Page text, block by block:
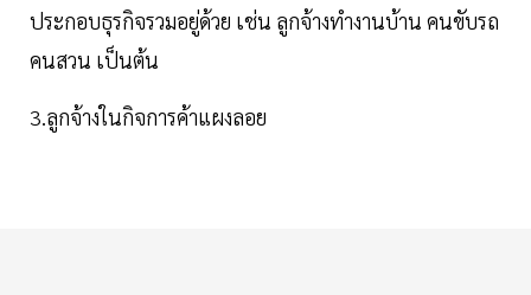
ประกอบธุรกิจรวมอยู่ด้วย เช่น ลูกจ้างทำงานบ้าน คนขับรถ
คนสวน เป็นต้น
3.ลูกจ้างในกิจการค้าแผงลอย